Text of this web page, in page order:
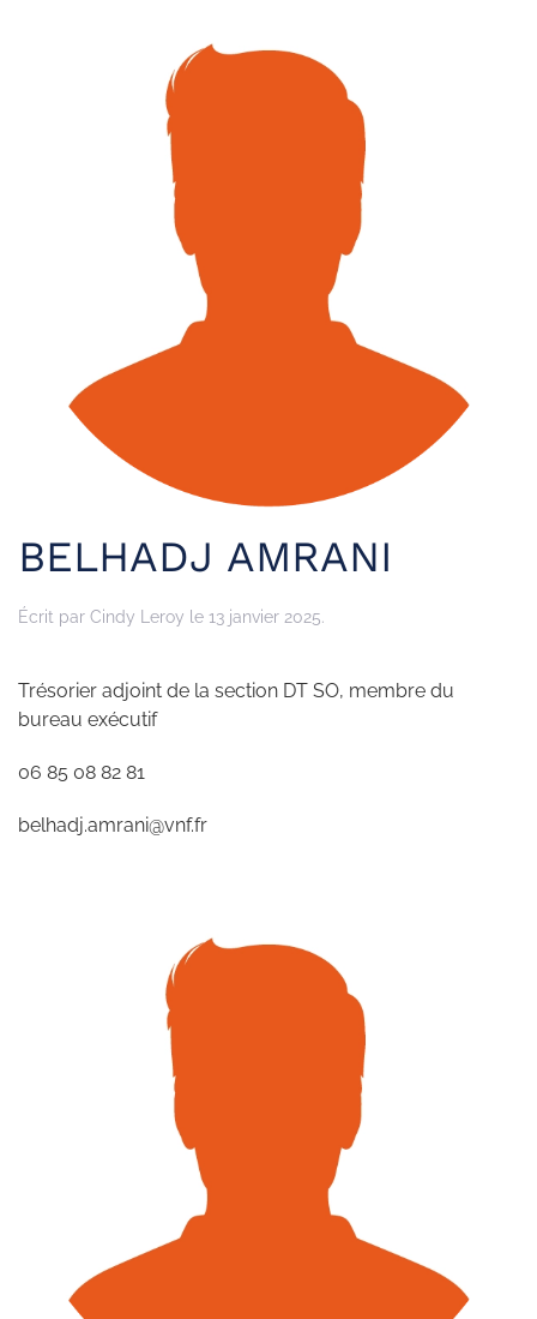
BELHADJ AMRANI
Écrit par Cindy Leroy le 13 janvier 2025.
Trésorier adjoint de la section DT SO, membre du
bureau exécutif
06 85 08 82 81
belhadj.amrani@vnf.fr